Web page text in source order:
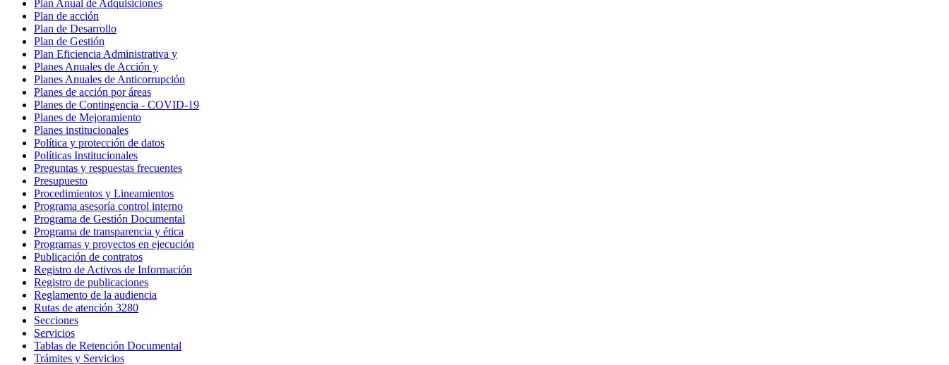
Plan Anual de Adquisiciones
Plan de acción
Plan de Desarrollo
Plan de Gestión
Plan Eficiencia Administrativa y
Planes Anuales de Acción y
Planes Anuales de Anticorrupción
Planes de acción por áreas
Planes de Contingencia - COVID-19
Planes de Mejoramiento
Planes institucionales
Política y protección de datos
Políticas Institucionales
Preguntas y respuestas frecuentes
Presupuesto
Procedimientos y Lineamientos
Programa asesoría control interno
Programa de Gestión Documental
Programa de transparencia y ética
Programas y proyectos en ejecución
Publicación de contratos
Registro de Activos de Información
Registro de publicaciones
Reglamento de la audiencia
Rutas de atención 3280
Secciones
Servicios
Tablas de Retención Documental
Trámites y Servicios